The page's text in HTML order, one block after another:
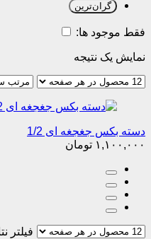
گران‌ترین
فقط موجود ها:
نمایش یک نتیجه
دسته بکس جغجغه ای 1/2
۱,۱۰۰,۰۰۰ تومان
فیلتر